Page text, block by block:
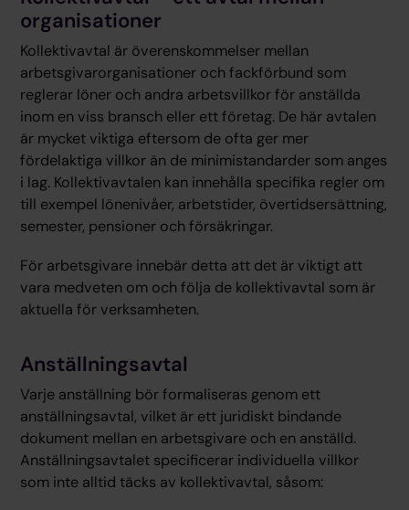
organisationer
Kollektivavtal är överenskommelser mellan
arbetsgivarorganisationer och fackförbund som
reglerar löner och andra arbetsvillkor för anställda
inom en viss bransch eller ett företag. De här avtalen
är mycket viktiga eftersom de ofta ger mer
fördelaktiga villkor än de minimistandarder som anges
i lag. Kollektivavtalen kan innehålla specifika regler om
till exempel lönenivåer, arbetstider, övertidsersättning,
semester, pensioner och försäkringar.
För arbetsgivare innebär detta att det är viktigt att
vara medveten om och följa de kollektivavtal som är
aktuella för verksamheten.
Anställningsavtal
Varje anställning bör formaliseras genom ett
anställningsavtal, vilket är ett juridiskt bindande
dokument mellan en arbetsgivare och en anställd.
Anställningsavtalet specificerar individuella villkor
som inte alltid täcks av kollektivavtal, såsom: